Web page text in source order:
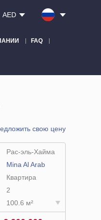
AED
FAQ
свою цену
Рас-эль-Хайма
Mina Al Arab
Квартира
2
100.6 м²